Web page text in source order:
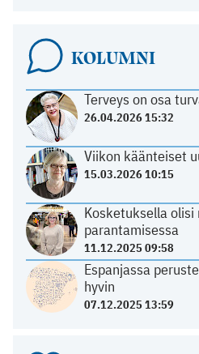
KOLUMNI
Terveys on osa
26.04.2026 15:32
Viikon käänteiset
15.03.2026 10:15
Kosketuksella
parantamisessa
11.12.2025 09:58
Espanjassa
hyvin
07.12.2025 13:59